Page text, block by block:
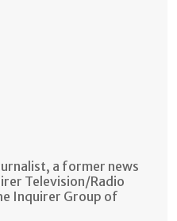
a former news
Television/Radio
Inquirer Group of